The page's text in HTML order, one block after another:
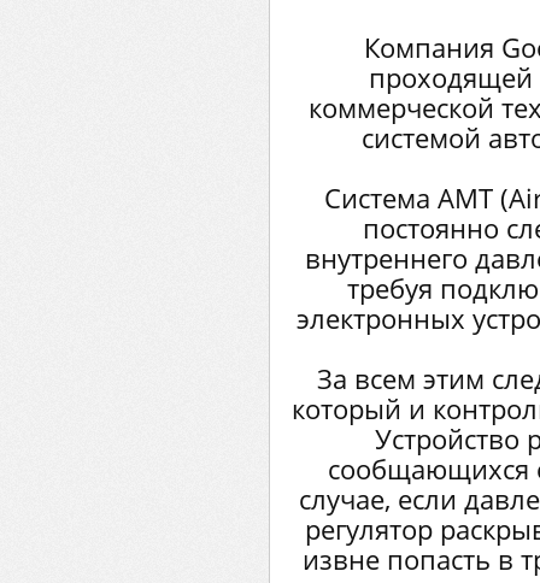
Компания
проходящей
коммерческой
системой
Система АМТ
постоянно
внутреннего
требуя
электронных
За всем этим
который и
Устройство
сообщающихся
случае, если
регулятор
извне попасть в